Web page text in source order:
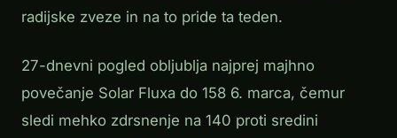
radijske zveze in na to pride ta teden.
27-dnevni pogled obljublja najprej majhno
povečanje Solar Fluxa do 158 6. marca, čemur
sledi mehko zdrsnenje na 140 proti sredini